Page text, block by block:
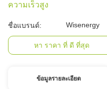
ความเร็วสูง
ชื่อแบรนด์: Wisenergy
หา ราคา ที่ ดี ที่สุด
ข้อมูลรายละเอียด